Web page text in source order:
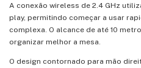
A conexão wireless de 2.4 GHz
play, permitindo começar a usar
complexa. O alcance de até 10
organizar melhor a mesa.
O design contornado para mão